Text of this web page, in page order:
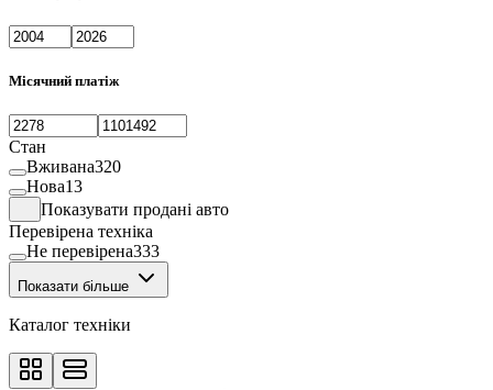
Місячний платіж
Стан
Вживана320
Нова13
Показувати продані авто
Перевірена техніка
Не перевірена333
Показати більше
Каталог техніки